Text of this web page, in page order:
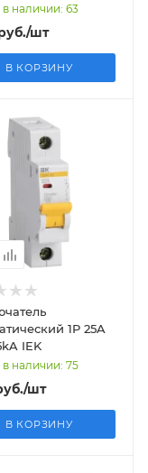
в наличии: 63
/шт
В КОРЗИНУ
1P 25A
IEK
в наличии: 75
/шт
В КОРЗИНУ